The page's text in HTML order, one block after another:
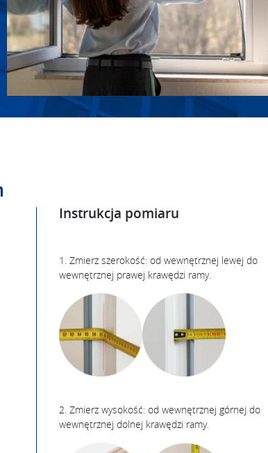
Instrukcja pomiaru
1. Zmierz szerokość: od wewnętrznej lewej do
wewnętrznej prawej krawędzi ramy.
2. Zmierz wysokość: od wewnętrznej górnej do
wewnętrznej dolnej krawędzi ramy.